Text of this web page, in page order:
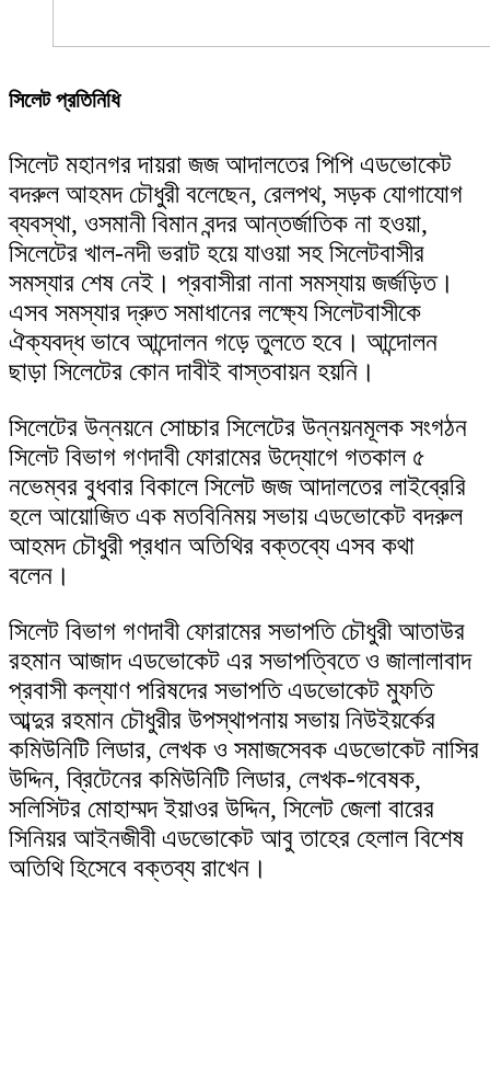
সিলেট প্রতিনিধি
সিলেট মহানগর দায়রা জজ আদালতের পিপি এডভোকেট
বদরুল আহমদ চৌধুরী বলেছেন, রেলপথ, সড়ক যোগাযোগ
ব্যবস্থা, ওসমানী বিমান বন্দর আন্তর্জাতিক না হওয়া,
সিলেটের খাল-নদী ভরাট হয়ে যাওয়া সহ সিলেটবাসীর
সমস্যার শেষ নেই। প্রবাসীরা নানা সমস্যায় জর্জড়িত।
এসব সমস্যার দ্রুত সমাধানের লক্ষ্যে সিলেটবাসীকে
ঐক্যবদ্ধ ভাবে আন্দোলন গড়ে তুলতে হবে। আন্দোলন
ছাড়া সিলেটের কোন দাবীই বাস্তবায়ন হয়নি।
সিলেটের উন্নয়নে সোচ্চার সিলেটের উন্নয়নমূলক সংগঠন
সিলেট বিভাগ গণদাবী ফোরামের উদ্যোগে গতকাল ৫
নভেম্বর বুধবার বিকালে সিলেট জজ আদালতের লাইব্রেরি
হলে আয়োজিত এক মতবিনিময় সভায় এডভোকেট বদরুল
আহমদ চৌধুরী প্রধান অতিথির বক্তব্যে এসব কথা
বলেন।
সিলেট বিভাগ গণদাবী ফোরামের সভাপতি চৌধুরী আতাউর
রহমান আজাদ এডভোকেট এর সভাপত্বিতে ও জালালাবাদ
প্রবাসী কল্যাণ পরিষদের সভাপতি এডভোকেট মুফতি
আব্দুর রহমান চৌধুরীর উপস্থাপনায় সভায় নিউইয়র্কের
কমিউনিটি লিডার, লেখক ও সমাজসেবক এডভোকেট নাসির
উদ্দিন, ব্রিটেনের কমিউনিটি লিডার, লেখক-গবেষক,
সলিসিটর মোহাম্মদ ইয়াওর উদ্দিন, সিলেট জেলা বারের
সিনিয়র আইনজীবী এডভোকেট আবু তাহের হেলাল বিশেষ
অতিথি হিসেবে বক্তব্য রাখেন।